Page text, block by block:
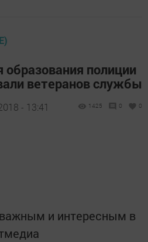
полиции
ветеранов службы
- 13:41 1425 0 0
и интересным в